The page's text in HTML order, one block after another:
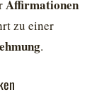
Affirmationen
zu einer
.